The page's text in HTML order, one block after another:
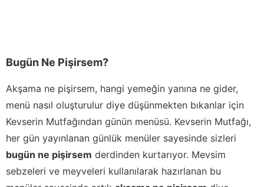
Bugün Ne Pişirsem?
Akşama ne pişirsem, hangi yemeğin yanına ne gider,
menü nasıl oluşturulur diye düşünmekten bıkanlar için
Kevserin Mutfağından günün menüsü. Kevserin Mutfağı,
her gün yayınlanan günlük menüler sayesinde sizleri
bugün ne pişirsem derdinden kurtarıyor. Mevsim
sebzeleri ve meyveleri kullanılarak hazırlanan bu